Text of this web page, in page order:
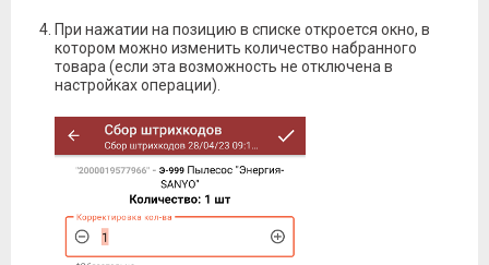
При нажатии на позицию в списке откроется окно, в
котором можно изменить количество набранного
товара (если эта возможность не отключена в
настройках операции).